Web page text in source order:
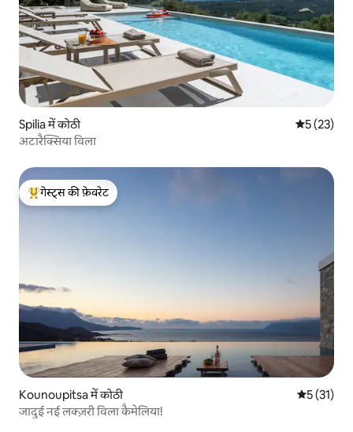
Spilia में कोठी औसत रेटिंग
5 (23)
अटारैक्सिया विला
गेस्ट्स का टॉप फ़ेवरेट
गेस्ट्स की फ़ेवरेट
Kounoupitsa में कोठी औसत रेटिंग
5 (31)
जादुई नई लक्ज़री विला कैमेलिया!